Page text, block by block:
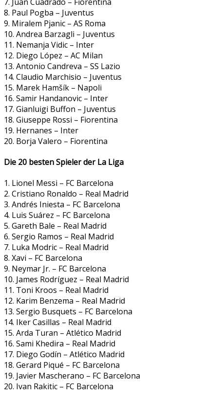
8. Paul Pogba – Juventus
9. Miralem Pjanic – AS Roma
10. Andrea Barzagli – Juventus
11. Nemanja Vidic – Inter
12. Diego López – AC Milan
13. Antonio Candreva – SS Lazio
14. Claudio Marchisio – Juventus
15. Marek Hamšík – Napoli
16. Samir Handanovic – Inter
17. Gianluigi Buffon – Juventus
18. Giuseppe Rossi – Fiorentina
19. Hernanes – Inter
20. Borja Valero – Fiorentina
Die 20 besten Spieler der La Liga
1. Lionel Messi – FC Barcelona
2. Cristiano Ronaldo – Real Madrid
3. Andrés Iniesta – FC Barcelona
4. Luis Suárez – FC Barcelona
5. Gareth Bale – Real Madrid
6. Sergio Ramos – Real Madrid
7. Luka Modric – Real Madrid
8. Xavi – FC Barcelona
9. Neymar Jr. – FC Barcelona
10. James Rodríguez – Real Madrid
11. Toni Kroos – Real Madrid
12. Karim Benzema – Real Madrid
13. Sergio Busquets – FC Barcelona
14. Iker Casillas – Real Madrid
15. Arda Turan – Atlético Madrid
16. Sami Khedira – Real Madrid
17. Diego Godín – Atlético Madrid
18. Gerard Piqué – FC Barcelona
19. Javier Mascherano – FC Barcelona
20. Ivan Rakitic – FC Barcelona